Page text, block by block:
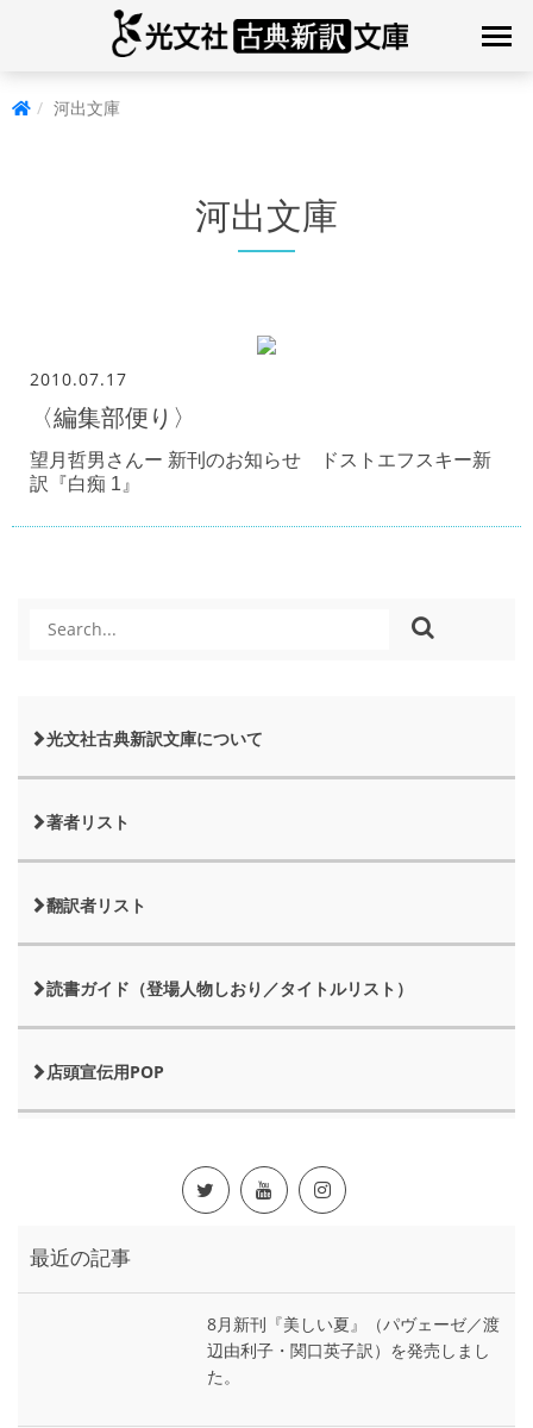
河出文庫
河出文庫
2010.07.17
〈編集部便り〉
望月哲男さんー 新刊のお知らせ ドストエフスキー新
訳『白痴 1』
光文社古典新訳文庫について
著者リスト
翻訳者リスト
読書ガイド（登場人物しおり／タイトルリスト）
店頭宣伝用POP
最近の記事
8月新刊『美しい夏』（パヴェーゼ／渡
辺由利子・関口英子訳）を発売しまし
た。